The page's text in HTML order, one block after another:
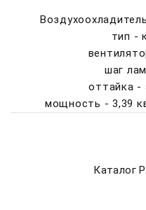
тип -
шаг
оттайка -
мощность - 3,39
Каталог